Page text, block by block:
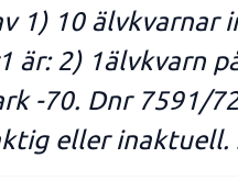
1) 10
är: 2) 1älvkvarn
-70. Dnr 7591/
eller inaktuell.